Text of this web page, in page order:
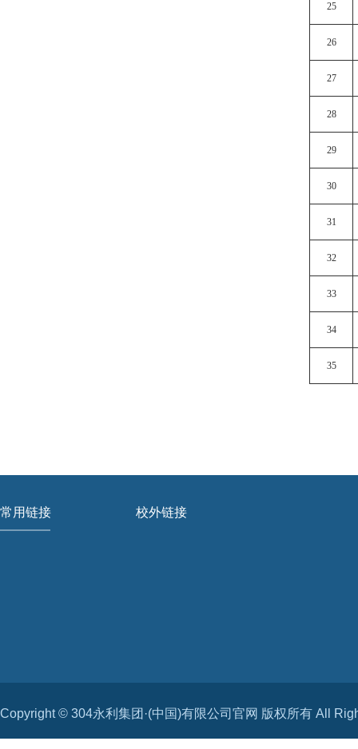
25
26
27
28
29
30
31
32
33
34
35
常用链接 校外链接
Copyright © 304永利集团·(中国)有限公司官网 版权所有 All